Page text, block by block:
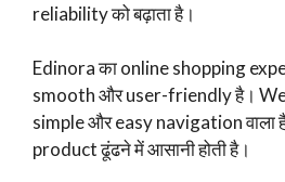
reliability को बढ़ाता है।
Edinora का online shopping
smooth और user-friendly है।
simple और easy navigation वाला
product ढूंढने में आसानी होती है।